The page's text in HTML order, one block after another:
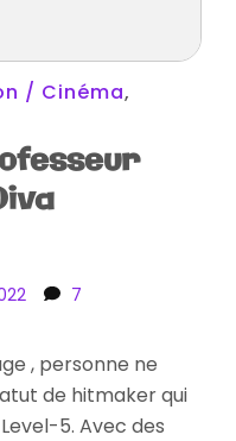
/ Cinéma,
7
, personne ne
de hitmaker qui
5. Avec des